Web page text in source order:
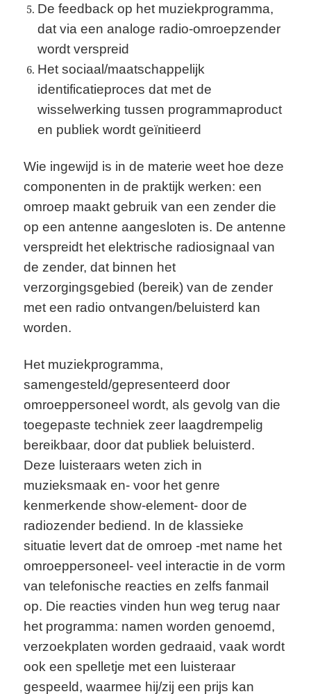
De feedback op het muziekprogramma,
dat via een analoge radio-omroepzender
wordt verspreid
Het sociaal/maatschappelijk
identificatieproces dat met de
wisselwerking tussen programmaproduct
en publiek wordt geïnitieerd
Wie ingewijd is in de materie weet hoe deze
componenten in de praktijk werken: een
omroep maakt gebruik van een zender die
op een antenne aangesloten is. De antenne
verspreidt het elektrische radiosignaal van
de zender, dat binnen het
verzorgingsgebied (bereik) van de zender
met een radio ontvangen/beluisterd kan
worden.
Het muziekprogramma,
samengesteld/gepresenteerd door
omroeppersoneel wordt, als gevolg van die
toegepaste techniek zeer laagdrempelig
bereikbaar, door dat publiek beluisterd.
Deze luisteraars weten zich in
muzieksmaak en- voor het genre
kenmerkende show-element- door de
radiozender bediend. In de klassieke
situatie levert dat de omroep -met name het
omroeppersoneel- veel interactie in de vorm
van telefonische reacties en zelfs fanmail
op. Die reacties vinden hun weg terug naar
het programma: namen worden genoemd,
verzoekplaten worden gedraaid, vaak wordt
ook een spelletje met een luisteraar
gespeeld, waarmee hij/zij een prijs kan